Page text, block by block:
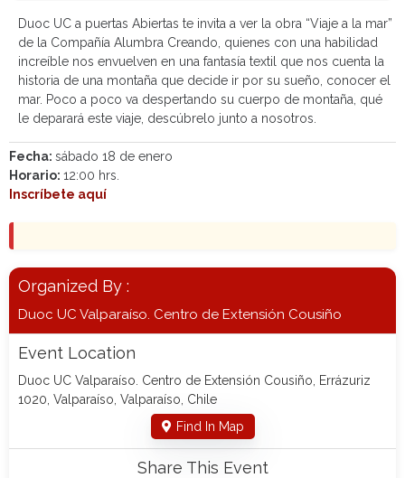
Duoc UC a puertas Abiertas te invita a ver la obra “Viaje a la mar”
de la Compañía Alumbra Creando, quienes con una habilidad
increíble nos envuelven en una fantasía textil que nos cuenta la
historia de una montaña que decide ir por su sueño, conocer el
mar. Poco a poco va despertando su cuerpo de montaña, qué
le deparará este viaje, descúbrelo junto a nosotros.
Fecha: sábado 18 de enero
Horario: 12:00 hrs.
Inscríbete aquí
Organized By :
Duoc UC Valparaíso. Centro de Extensión Cousiño
Event Location
Duoc UC Valparaíso. Centro de Extensión Cousiño, Errázuriz
1020, Valparaíso, Valparaíso, Chile
Find In Map
Share This Event